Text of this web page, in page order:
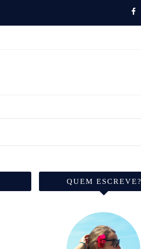
QUEM ESCREVE?